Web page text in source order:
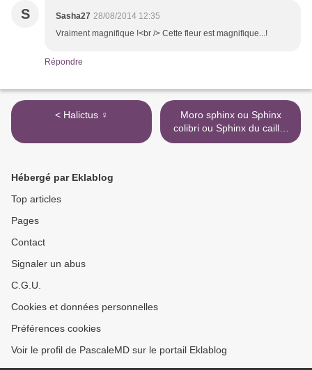
S Sasha27 28/08/2014 12:35
Vraiment magnifique !<br /> Cette fleur est magnifique...!
Répondre
< Halictus ♀
Moro sphinx ou Sphinx
colibri ou Sphinx du caille-
lait (Macroglossum
Hébergé par Eklablog
Top articles
Pages
Contact
Signaler un abus
C.G.U.
Cookies et données personnelles
Préférences cookies
Voir le profil de PascaleMD sur le portail Eklablog